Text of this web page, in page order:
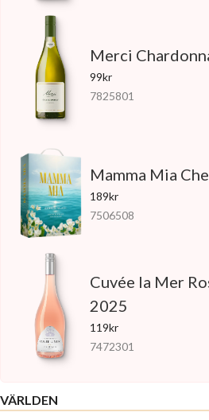
Merci
99kr
7825801
Mamma Mia
189kr
7506508
Cuvée la Mer
2025
119kr
7472301
VÄRLDEN